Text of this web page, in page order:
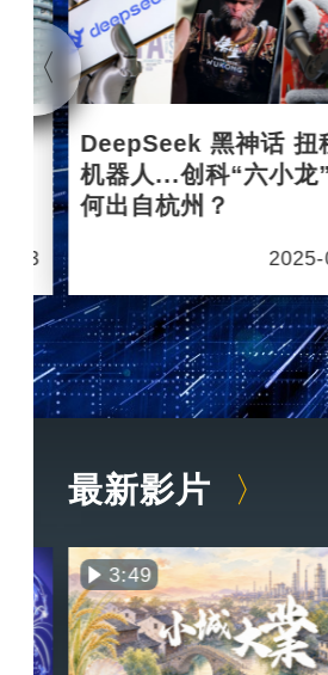
03
DeepSeek 黑神话 扭
机器人...创科“六小龙
何出自杭州？
最新影片
3:49